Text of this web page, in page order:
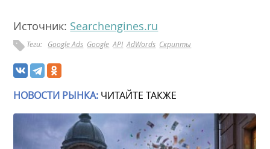
Источник: Searchengines.ru
Теги: Google Ads Google API AdWords Скрипты
НОВОСТИ РЫНКА: ЧИТАЙТЕ ТАКЖЕ